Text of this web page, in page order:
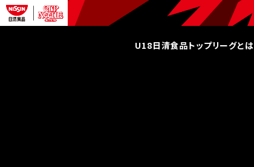
U18日清食品トップリーグとは